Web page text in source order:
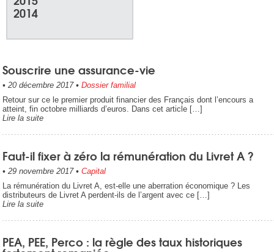
2014
Souscrire une assurance-vie
• 20 décembre 2017• Dossier familial
Retour sur ce le premier produit financier des Français dont l’encours a
atteint, fin octobre milliards d’euros. Dans cet article […]
Lire la suite
Faut-il fixer à zéro la rémunération du Livret A ?
• 29 novembre 2017• Capital
La rémunération du Livret A, est-elle une aberration économique ? Les
distributeurs de Livret A perdent-ils de l’argent avec ce […]
Lire la suite
PEA, PEE, Perco : la règle des taux historiques